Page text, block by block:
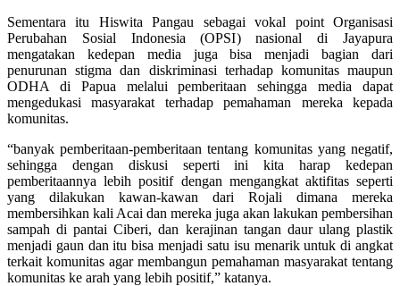
Sementara itu Hiswita Pangau sebagai vokal point Organisasi
Perubahan Sosial Indonesia (OPSI) nasional di Jayapura
mengatakan kedepan media juga bisa menjadi bagian dari
penurunan stigma dan diskriminasi terhadap komunitas maupun
ODHA di Papua melalui pemberitaan sehingga media dapat
mengedukasi masyarakat terhadap pemahaman mereka kepada
komunitas.
“banyak pemberitaan-pemberitaan tentang komunitas yang negatif,
sehingga dengan diskusi seperti ini kita harap kedepan
pemberitaannya lebih positif dengan mengangkat aktifitas seperti
yang dilakukan kawan-kawan dari Rojali dimana mereka
membersihkan kali Acai dan mereka juga akan lakukan pembersihan
sampah di pantai Ciberi, dan kerajinan tangan daur ulang plastik
menjadi gaun dan itu bisa menjadi satu isu menarik untuk di angkat
terkait komunitas agar membangun pemahaman masyarakat tentang
komunitas ke arah yang lebih positif,” katanya.